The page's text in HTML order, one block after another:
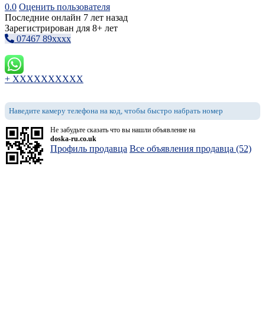
0.0 Оценить пользователя
Последние онлайн 7 лет назад
Зарегистрирован для 8+ лет
07467 89xxxx
+ XXXXXXXXXX
Наведите камеру телефона на код, чтобы быстро набрать номер
Не забудьте сказать что вы нашли объявление на
doska-ru.co.uk
Профиль продавца Все объявления продавца (52)